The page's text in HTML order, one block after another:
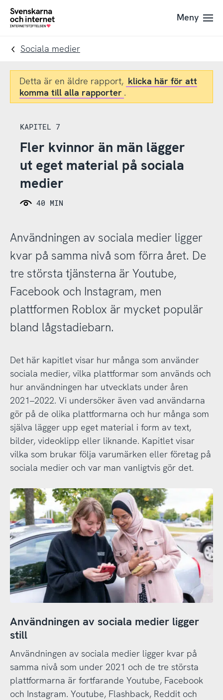
Till
navigation
Till
innehåll
To
Meny
Sociala medier
Detta är en äldre rapport, klicka här för att
komma till alla rapporter .
KAPITEL 7
Fler kvinnor än män lägger
ut eget material på sociala
medier
40 MIN
Användningen av sociala medier ligger
kvar på samma nivå som förra året. De
tre största tjänsterna är Youtube,
Facebook och Instagram, men
plattformen Roblox är mycket populär
bland lågstadiebarn.
Det här kapitlet visar hur många som använder
sociala medier, vilka plattformar som används och
hur användningen har utvecklats under åren
2021–2022. Vi undersöker även vad användarna
gör på de olika plattformarna och hur många som
själva lägger upp eget material i form av text,
bilder, videoklipp eller liknande. Kapitlet visar
vilka som brukar följa varumärken eller företag på
sociala medier och var man vanligtvis gör det.
Användningen av sociala medier ligger
still
Användningen av sociala medier ligger kvar på
samma nivå som under 2021 och de tre största
plattformarna är fortfarande Youtube, Facebook
och Instagram. Youtube, Flashback, Reddit och